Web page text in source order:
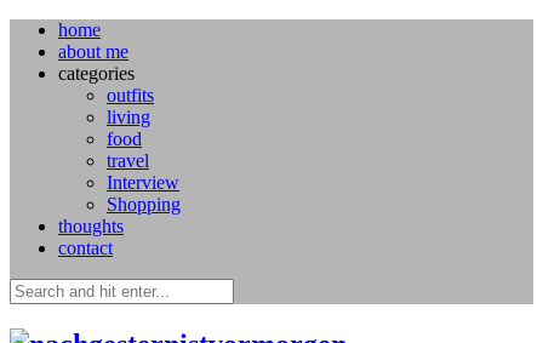
home
about me
categories
outfits
living
food
travel
Interview
Shopping
thoughts
contact